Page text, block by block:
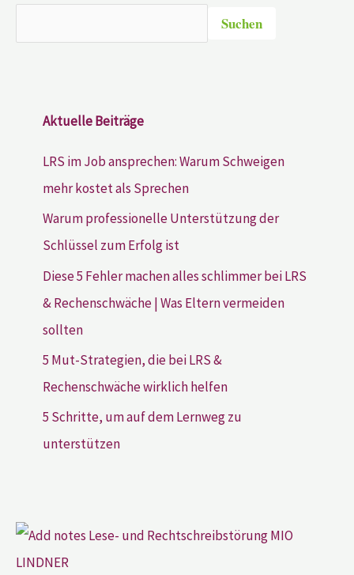
Suchen
Aktuelle Beiträge
LRS im Job ansprechen: Warum Schweigen
mehr kostet als Sprechen
Warum professionelle Unterstützung der
Schlüssel zum Erfolg ist
Diese 5 Fehler machen alles schlimmer bei LRS
& Rechenschwäche | Was Eltern vermeiden
sollten
5 Mut-Strategien, die bei LRS &
Rechenschwäche wirklich helfen
5 Schritte, um auf dem Lernweg zu
unterstützen